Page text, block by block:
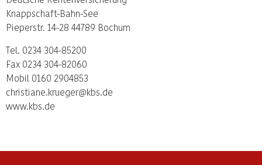
Knappschaft-Bahn-See
Pieperstr. 14-28 44789 Bochum
Tel. 0234 304-85200
Fax 0234 304-82060
Mobil 0160 2904853
christiane.krueger@kbs.de
www.kbs.de